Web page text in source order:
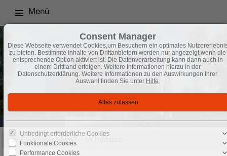
Menü
Haus mit Grundstück
Consent Manager
Diese Webseite verwendet Cookies,um Besuchern ein optimales
zu bieten. Bestimmte Inhalte von Drittanbietern werden nur angezeigt,wenn die
entsprechende Option aktiviert ist. Die Datenverarbeitung kann dann auch in
einem Drittland erfolgen. Weitere Informationen hierzu in der
Datenschutzerklärung. Weitere Informationen zu den Auswirkungen Ihrer
Auswahl finden Sie unter Hilfe.
Unbedingt erforderliche Cookies
Funktionale Cookies
Performance Cookies